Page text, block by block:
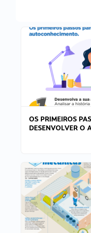
OS PRIMEIROS
DESENVOLVER O